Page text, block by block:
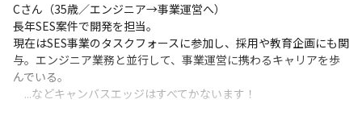
Cさん（35歳／エンジニア→事業運営へ）
長年SES案件で開発を担当。
現在はSES事業のタスクフォースに参加し、採用や教育企画にも関
与。エンジニア業務と並行して、事業運営に携わるキャリアを歩
んでいる。
...などキャンバスエッジはすべてかないます！